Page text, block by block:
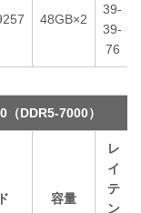
48GB×2
39-
39-
76
（DDR5-7000）
容量
レ
イ
テ
ン